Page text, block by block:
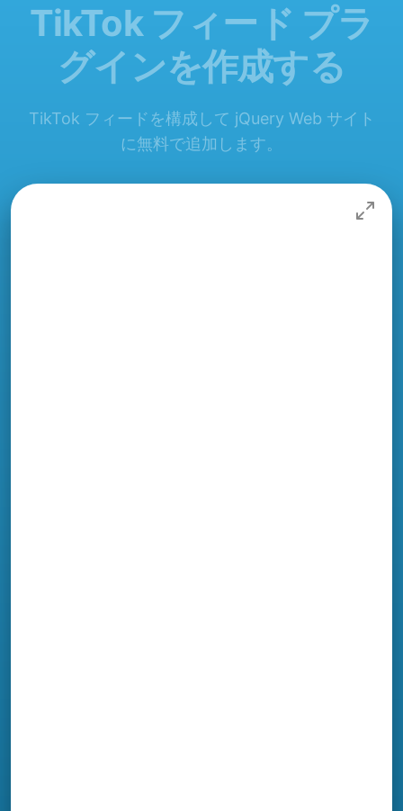
TikTok フィード プラ
グインを作成する
TikTok フィードを構成して jQuery Web サイト
に無料で追加します。